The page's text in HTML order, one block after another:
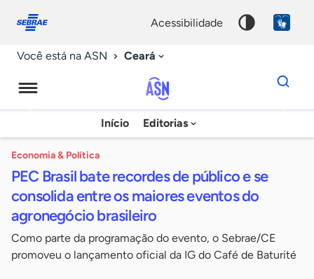
conosco
acessibilidade
Você está na ASN Ceará
Agência
Sebrae
Notícias
Início Editorias
Dados
para
chave
Economia & Política
PEC Brasil bate recordes de público e se
consolida entre os maiores eventos do
agronegócio brasileiro
Como parte da programação do evento, o Sebrae/CE
promoveu o lançamento oficial da IG do Café de Baturité